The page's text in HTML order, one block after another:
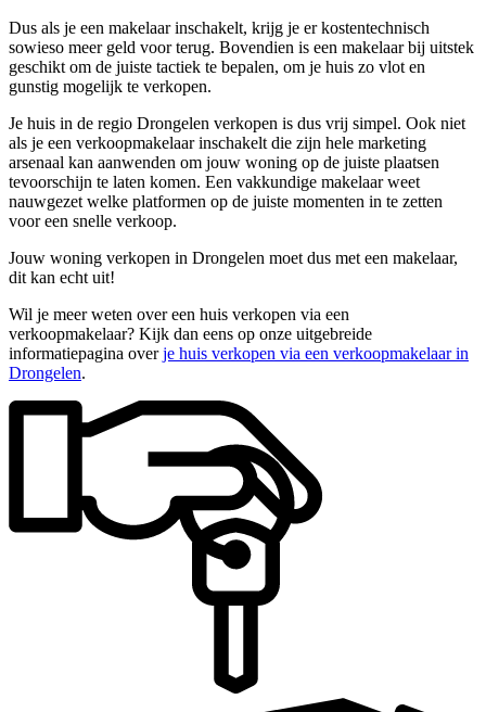
Dus als je een makelaar inschakelt, krijg je er kostentechnisch
sowieso meer geld voor terug. Bovendien is een makelaar bij uitstek
geschikt om de juiste tactiek te bepalen, om je huis zo vlot en
gunstig mogelijk te verkopen.
Je huis in de regio Drongelen verkopen is dus vrij simpel. Ook niet
als je een verkoopmakelaar inschakelt die zijn hele marketing
arsenaal kan aanwenden om jouw woning op de juiste plaatsen
tevoorschijn te laten komen. Een vakkundige makelaar weet
nauwgezet welke platformen op de juiste momenten in te zetten
voor een snelle verkoop.
Jouw woning verkopen in Drongelen moet dus met een makelaar,
dit kan echt uit!
Wil je meer weten over een huis verkopen via een
verkoopmakelaar? Kijk dan eens op onze uitgebreide
informatiepagina overje huis verkopen via een verkoopmakelaar in
Drongelen.